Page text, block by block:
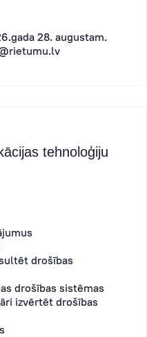
28. augustam.
tehnoloģiju
drošības
drošības sistēmas
izvērtēt drošības